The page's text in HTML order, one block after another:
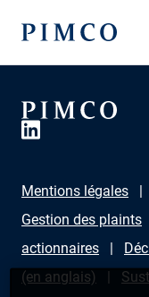
Mentions légales
Gestion des plaints
actionnaires
(en anglais)